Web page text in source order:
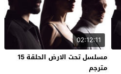
02:12:11
مسلسل تحت الارض الحلقة 15
مترجم